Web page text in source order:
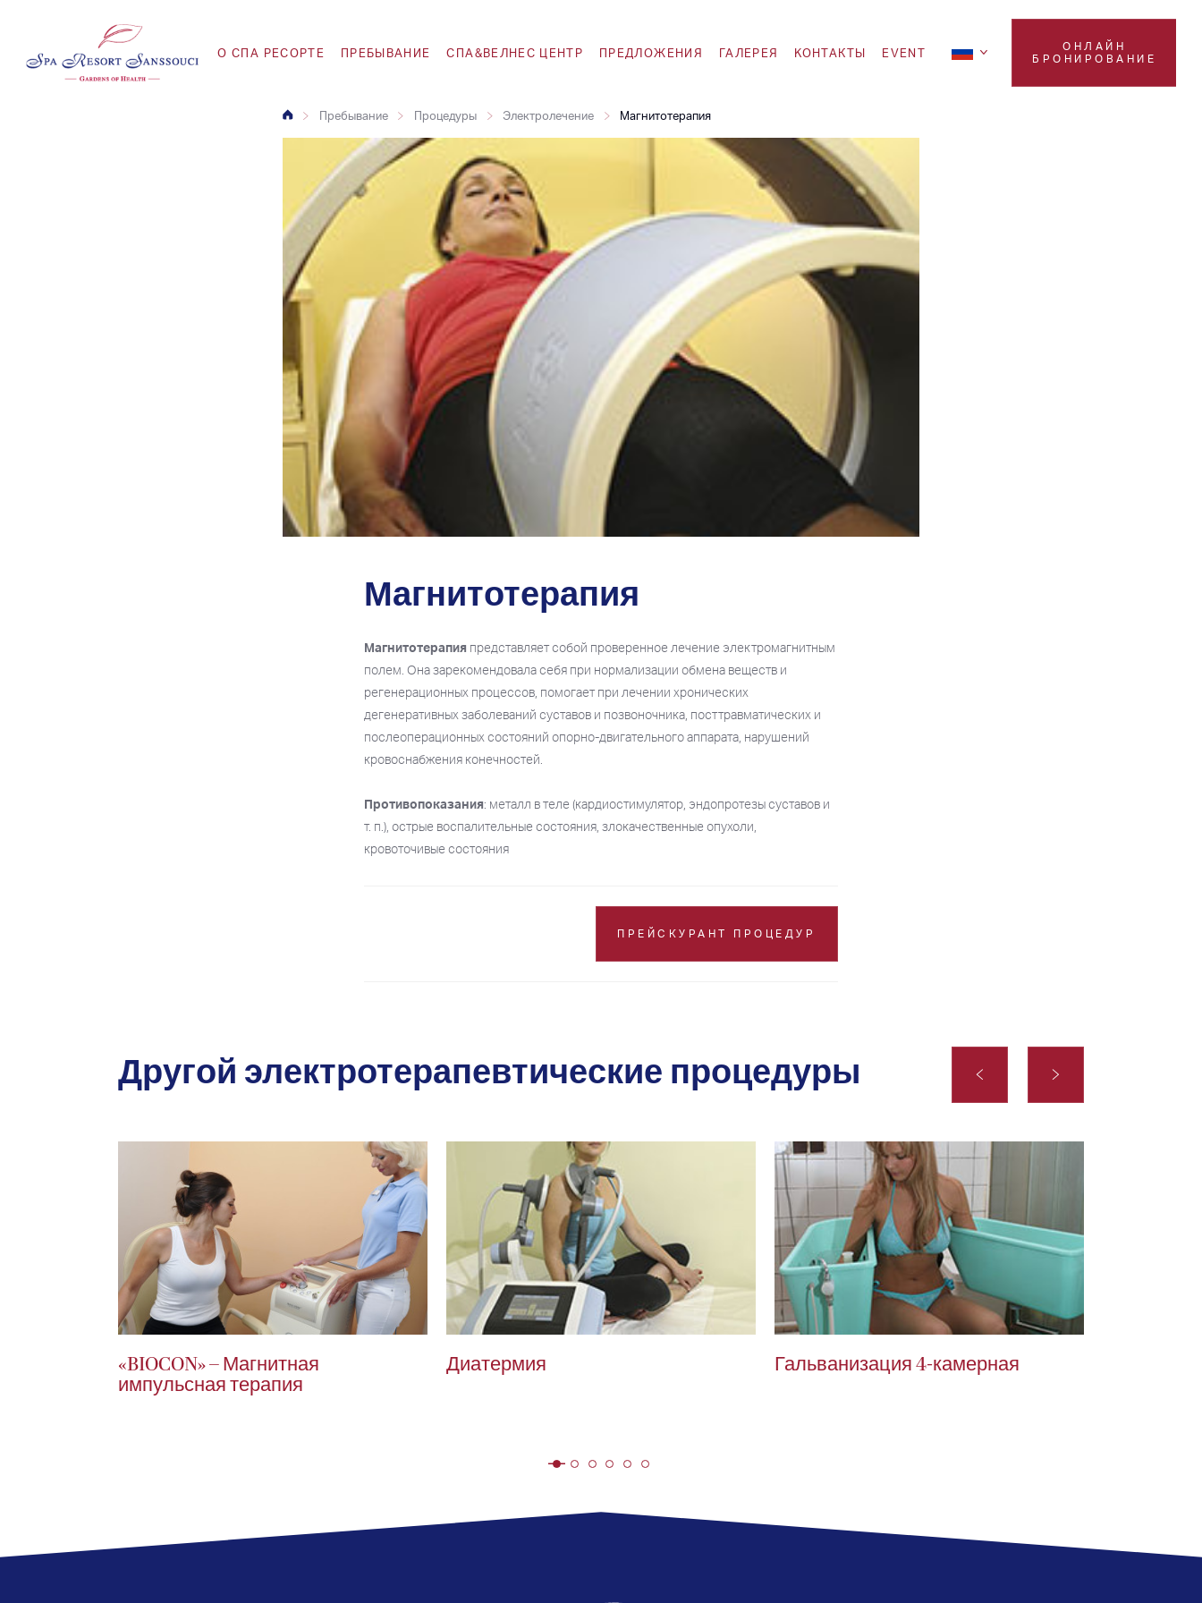
O СПА РЕСОРТЕ ПРЕБЫВАНИЕ СПА&ВЕЛНЕС ЦЕНТР ПРЕДЛОЖЕНИЯ ГАЛЕРЕЯ KOНТАКТЫ EVENT
ОНЛАЙН
БРОНИРОВАНИЕ
Пребывание Процедуры Электролечение Магнитотерапия
Магнитотерапия
Магнитотерапия представляет собой проверенное лечение электромагнитным
полем. Она зарекомендовала себя при нормализации обмена веществ и
регенерационных процессов, помогает при лечении хронических
дегенеративных заболеваний суставов и позвоночника, посттравматических и
послеоперационных состояний опорно-двигательного аппарата, нарушений
кровоснабжения конечностей.
Противопоказания: металл в теле (кардиостимулятор, эндопротезы суставов и
т. п.), острые воспалительные состояния, злокачественные опухоли,
кровоточивые состояния
ПРЕЙСКУРАНТ ПРОЦЕДУР
Другой электротерапевтические процедуры
«BIOCON» – Магнитная
импульсная терапия
Диатермия Гальванизация 4-камерная